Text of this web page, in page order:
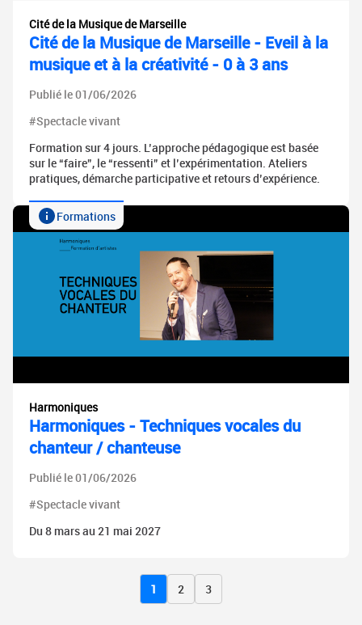
Cité de la Musique de Marseille
Cité de la Musique de Marseille - Eveil à la
musique et à la créativité - 0 à 3 ans
Publié le 01/06/2026
#Spectacle vivant
Formation sur 4 jours. L’approche pédagogique est basée
sur le “faire”, le “ressenti” et l’expérimentation. Ateliers
pratiques, démarche participative et retours d’expérience.
Formations
Harmoniques
Harmoniques - Techniques vocales du
chanteur / chanteuse
Publié le 01/06/2026
#Spectacle vivant
Du 8 mars au 21 mai 2027
1 2 3